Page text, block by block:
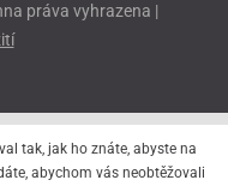
práva vyhrazena |
Čivice
tak, jak ho znáte, abyste na
abychom vás neobtěžovali